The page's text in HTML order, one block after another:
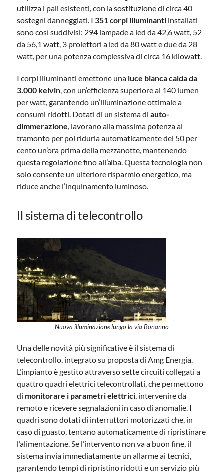
utilizza i pali esistenti, con la sostituzione di circa 40
sostegni danneggiati. I 351 corpi illuminanti installati
sono così suddivisi: 294 lampade a led da 42,6 watt, 52
da 56,1 watt, 3 proiettori a led da 80 watt e due da 28
watt, per una potenza complessiva di circa 16 kilowatt.
I corpi illuminanti emettono una luce bianca calda da
3.000 kelvin, con un’efficienza superiore ai 140 lumen
per watt, garantendo un’illuminazione ottimale a
consumi ridotti. Dotati di un sistema diauto-
dimmerazione, lavorano alla massima potenza al
tramonto per poi ridurla automaticamente del 50 per
cento un’ora prima della mezzanotte, mantenendo
questa regolazione fino all’alba. Questa tecnologia non
solo consente un ulteriore risparmio energetico, ma
riduce anche l’inquinamento luminoso.
Il sistema di telecontrollo
Nuova illuminazione lungo la via Bonanno
Una delle novità più significative è il sistema di
telecontrollo, integrato su proposta di Amg Energia.
L’impianto è gestito attraverso sette circuiti collegati a
quattro quadri elettrici telecontrollati, che permettono
di monitorare i parametri elettrici, intervenire da
remoto e ricevere segnalazioni in caso di anomalie. I
quadri sono dotati di interruttori motorizzati che, in
caso di guasto, tentano automaticamente di ripristinare
l’alimentazione. Se l’intervento non va a buon fine, il
sistema invia immediatamente un allarme ai tecnici,
garantendo tempi di ripristino ridotti e un servizio più